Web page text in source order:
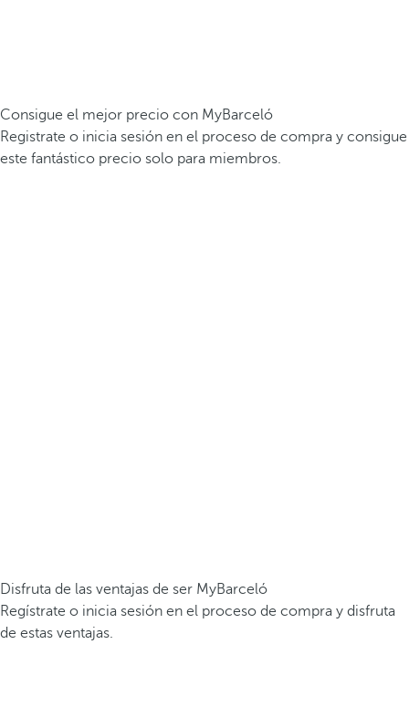
Consigue el mejor precio con MyBarceló
Registrate o inicia sesión en el proceso de compra y consigue
este fantástico precio solo para miembros.
Disfruta de las ventajas de ser MyBarceló
Regístrate o inicia sesión en el proceso de compra y disfruta
de estas ventajas.